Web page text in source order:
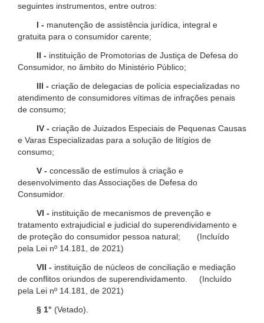
seguintes instrumentos, entre outros:
I - manutenção de assistência jurídica, integral e
gratuita para o consumidor carente;
II - instituição de Promotorias de Justiça de Defesa do
Consumidor, no âmbito do Ministério Público;
III - criação de delegacias de polícia especializadas no
atendimento de consumidores vítimas de infrações penais
de consumo;
IV - criação de Juizados Especiais de Pequenas Causas
e Varas Especializadas para a solução de litígios de
consumo;
V - concessão de estímulos à criação e
desenvolvimento das Associações de Defesa do
Consumidor.
VI - instituição de mecanismos de prevenção e
tratamento extrajudicial e judicial do superendividamento e
de proteção do consumidor pessoa natural; (Incluído
pela Lei nº 14.181, de 2021)
VII - instituição de núcleos de conciliação e mediação
de conflitos oriundos de superendividamento. (Incluído
pela Lei nº 14.181, de 2021)
§ 1° (Vetado).